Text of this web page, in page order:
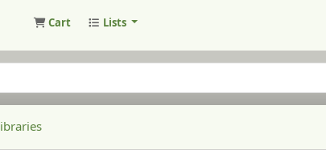
Cart Lists